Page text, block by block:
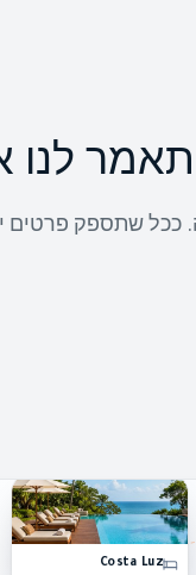
תאמר לנו
שתספק פרטים
Costa Luz